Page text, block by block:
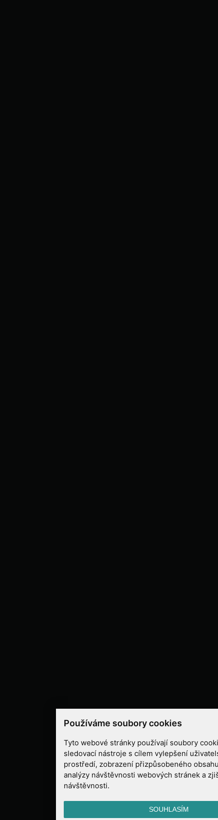
Používáme soubory cookies
Tyto webové stránky používají soubory
sledovací nástroje s cílem vylepšení
prostředí, zobrazení přizpůsobeného
analýzy návštěvnosti webových stránek a
návštěvnosti.
SOUHLASÍM